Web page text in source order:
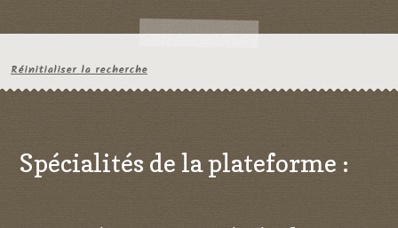
Réinitialiser la recherche
Spécialités de la plateforme :